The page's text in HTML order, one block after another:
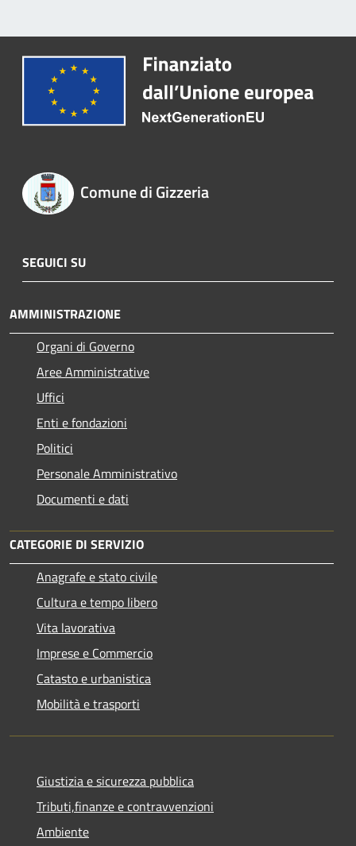
Comune di Gizzeria
SEGUICI SU
AMMINISTRAZIONE
Organi di Governo
Aree Amministrative
Uffici
Enti e fondazioni
Politici
Personale Amministrativo
Documenti e dati
CATEGORIE DI SERVIZIO
Anagrafe e stato civile
Cultura e tempo libero
Vita lavorativa
Imprese e Commercio
Catasto e urbanistica
Mobilità e trasporti
Giustizia e sicurezza pubblica
Tributi,finanze e contravvenzioni
Ambiente